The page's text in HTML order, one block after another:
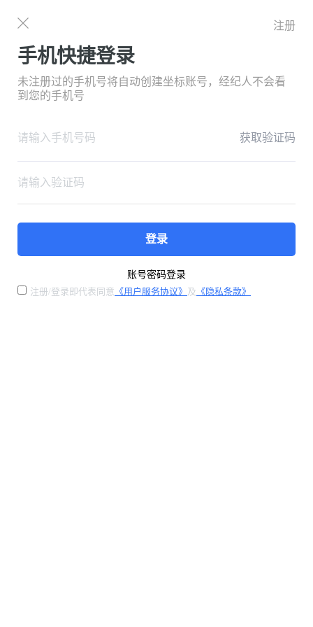
注册
手机快捷登录
未注册过的手机号将自动创建坐标账号，经纪人不会看
到您的手机号
获取验证码
登录
账号密码登录
注册/登录即代表同意 《用户服务协议》 及 《隐私条款》